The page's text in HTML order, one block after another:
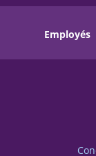
Employés